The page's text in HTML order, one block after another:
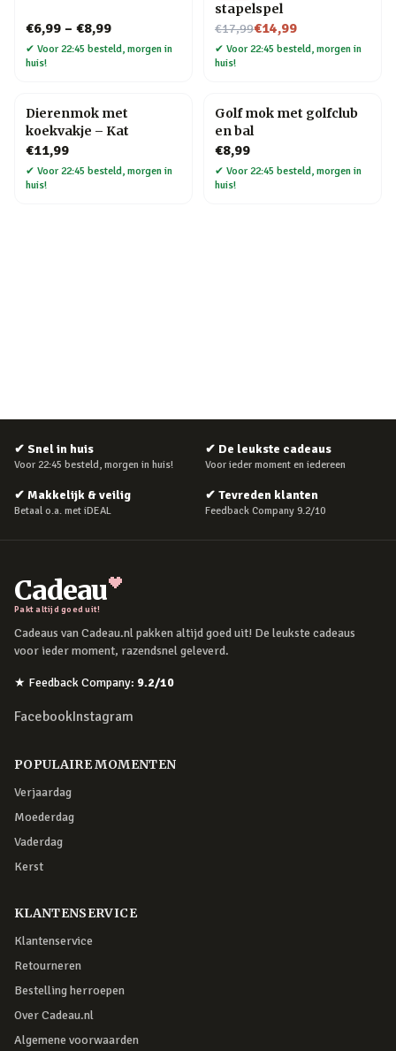
€6,99 – €8,99
✔ Voor 22:45 besteld, morgen in
huis!
stapelspel
€17,99
Nu voor€14,99
✔ Voor 22:45 besteld, morgen in
huis!
Dierenmok met
koekvakje – Kat
€11,99
✔ Voor 22:45 besteld, morgen in
huis!
Golf mok met golfclub
en bal
€8,99
✔ Voor 22:45 besteld, morgen in
huis!
✔ Snel in huis
Voor 22:45 besteld, morgen in huis!
✔ De leukste cadeaus
Voor ieder moment en iedereen
✔ Makkelijk & veilig
Betaal o.a. met iDEAL
✔ Tevreden klanten
Feedback Company 9.2/10
Cadeau
Pakt altijd goed uit!
Cadeaus van Cadeau.nl pakken altijd goed uit! De leukste cadeaus
voor ieder moment, razendsnel geleverd.
★ Feedback Company: 9.2/10
FacebookInstagram
POPULAIRE MOMENTEN
Verjaardag
Moederdag
Vaderdag
Kerst
KLANTENSERVICE
Klantenservice
Retourneren
Bestelling herroepen
Over Cadeau.nl
Algemene voorwaarden